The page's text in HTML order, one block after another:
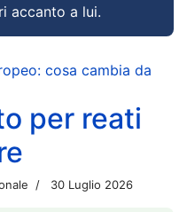
accanto a lui.
cosa cambia da
per reati
30 Luglio 2026